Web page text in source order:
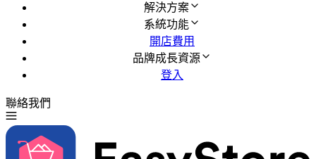
解決方案
系統功能
開店費用
品牌成長資源
登入
聯絡我們